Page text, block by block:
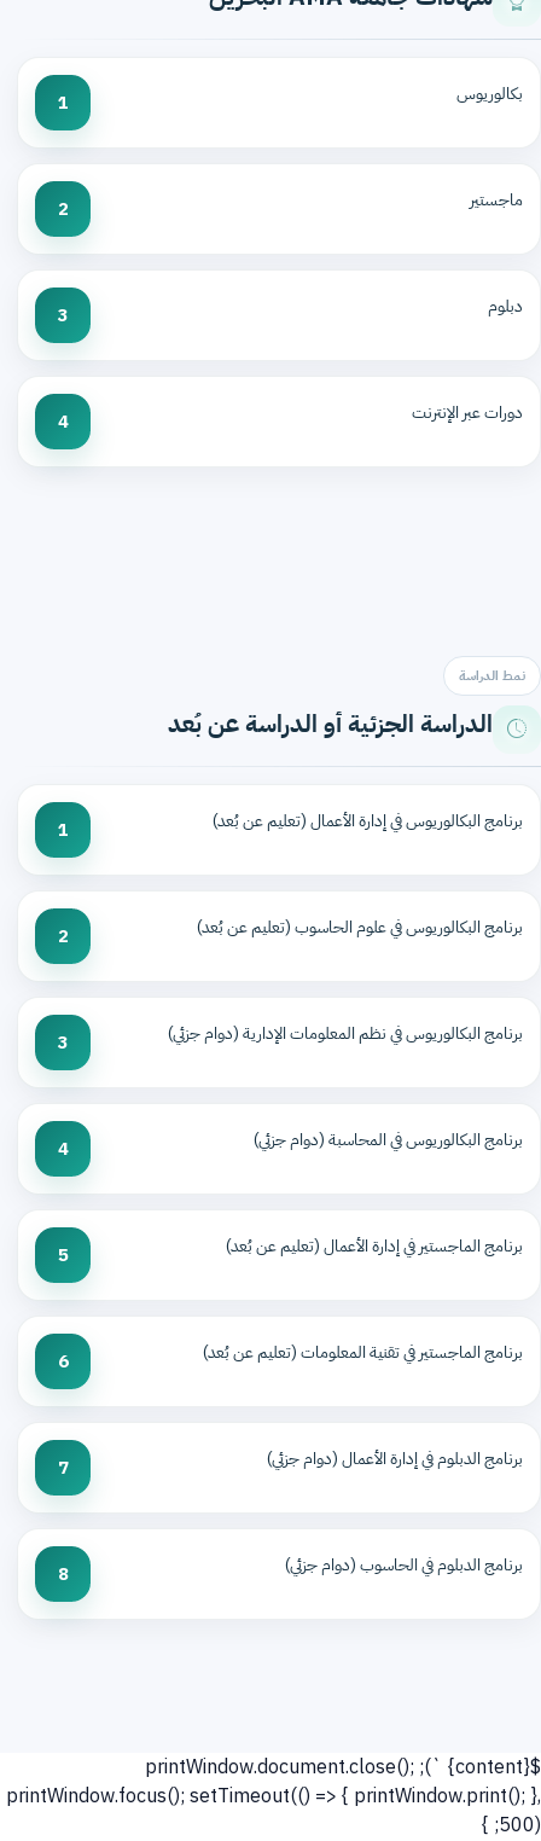
بكالوريوس 1
ماجستير 2
دبلوم 3
دورات عبر الإنترنت 4
نمط الدراسة
الدراسة الجزئية أو الدراسة عن بُعد
برنامج البكالوريوس في إدارة الأعمال (تعليم عن بُعد) 1
برنامج البكالوريوس في علوم الحاسوب (تعليم عن بُعد) 2
برنامج البكالوريوس في نظم المعلومات الإدارية (دوام جزئي) 3
برنامج البكالوريوس في المحاسبة (دوام جزئي) 4
برنامج الماجستير في إدارة الأعمال (تعليم عن بُعد) 5
برنامج الماجستير في تقنية المعلومات (تعليم عن بُعد) 6
برنامج الدبلوم في إدارة الأعمال (دوام جزئي) 7
برنامج الدبلوم في الحاسوب (دوام جزئي) 8
${content}
`); printWindow.document.close();
printWindow.focus(); setTimeout(() => { printWindow.print(); },
500); }